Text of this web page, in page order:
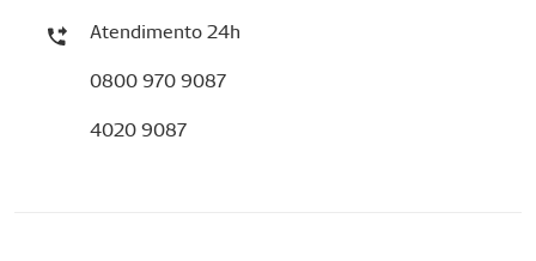
Atendimento 24h
0800 970 9087
4020 9087